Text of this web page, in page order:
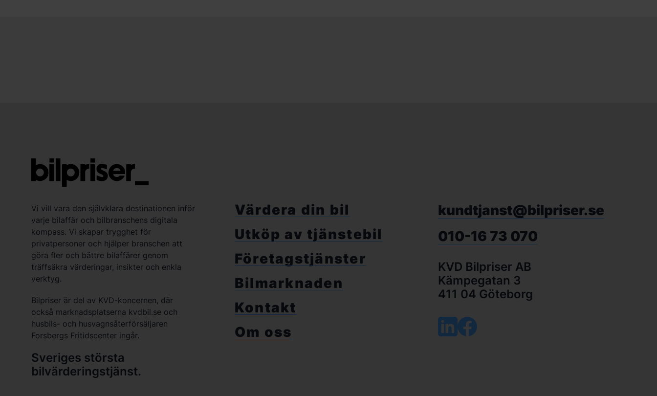
Vi vill vara den självklara destinationen inför
varje bilaffär och bilbranschens digitala
kompass. Vi skapar trygghet för
privatpersoner och hjälper branschen att
göra fler och bättre bilaffärer genom
träffsäkra värderingar, insikter och enkla
verktyg.
Bilpriser är del av KVD-koncernen, där
också marknadsplatserna kvdbil.se och
husbils- och husvagnsåterförsäljaren
Forsbergs Fritidscenter ingår.
Sveriges största
bilvärderingstjänst.
Värdera din bil
Utköp av tjänstebil
Företagstjänster
Bilmarknaden
Kontakt
Om oss
kundtjanst@bilpriser.se
010-16 73 070
KVD Bilpriser AB
Kämpegatan 3
411 04 Göteborg